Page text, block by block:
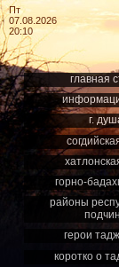
Пт
07.08.2026
20:10
главная
г.
горно-
районы
герои
коротко о